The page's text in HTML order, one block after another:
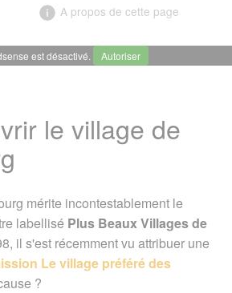
A propos de cette page
Bourg ?
autour d'Hell-Bourg
est désactivé. Autoriser
le village de
mérite incontestablement le
labellisé Plus Beaux Villages de
il s'est récemment vu attribuer une
Le village préféré des
?